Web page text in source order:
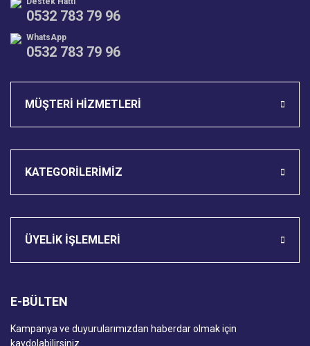
0532 783 79 96
WhatsApp
0532 783 79 96
MÜŞTERİ HİZMETLERİ
KATEGORİLERİMİZ
ÜYELİK İŞLEMLERİ
E-BÜLTEN
Kampanya ve duyurularımızdan haberdar olmak için
kaydolabilirsiniz.